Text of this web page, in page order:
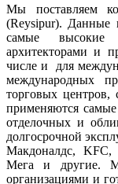
Мы поставляем
(Reysipur). Данные
самые высокие
архитекторами и
числе и для
международных
торговых центров,
применяются
отделочных и
долгосрочной
Макдоналдс,
Мега и другие.
организациями и